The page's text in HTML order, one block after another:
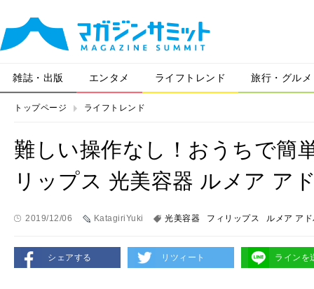
雑誌・出版 エンタメ ライフトレンド 旅行・グルメ
トップページ ライフトレンド
難しい操作なし！おうちで簡
リップス 光美容器 ルメア ア
2019/12/06 KatagiriYuki 光美容器 フィリップス ルメア ア
シェアする リツィート ラインを